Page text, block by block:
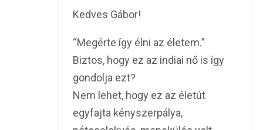
Kedves Gábor!
“Megérte így élni az életem.”
Biztos, hogy ez az indiai nő is így
gondolja ezt?
Nem lehet, hogy ez az életút
egyfajta kényszerpálya,